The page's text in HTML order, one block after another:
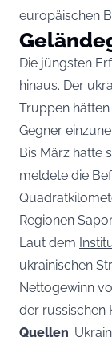
europäischen
Die jüngsten
hinaus. Der
Truppen
Gegner
Bis März hatte
meldete die
Regionen
Laut dem
ukrainischen
Nettogewinn
der russischen
Quellen: